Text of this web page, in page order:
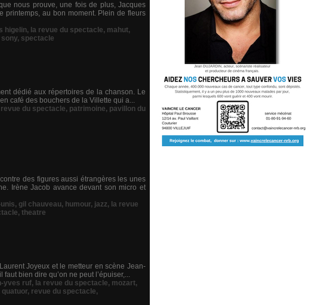
nous prouve, une fois de plus, Jacques
printemps, au bon moment. Plein de fleurs
higelin, la revue du spectacle, mahut,
sony, spectacle
dédié aux répertoires de la chanson. Le
café des bouchers de la Villette qui a...
revue du spectacle, patrimoine, pavillon du
des figures aussi étrangères les unes
Irène Jacob avance devant son micro et
, gil chauveau, humour, jazz, la revue
, theatre
Joyeux et le metteur en scène Jean-
bien dire qu’on ne peut l’épuiser,...
yves ruf, la revue du spectacle, mozart,
quatuor, revue du spectacle,